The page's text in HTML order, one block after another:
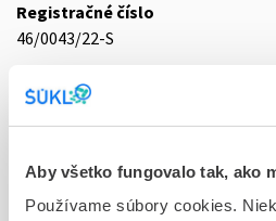
Aby všetko fungovalo tak, ako
Používame súbory cookies.
Registračné číslo
46/0043/22-S
Doplnok
gel 1x45 g (fľ.PP+pump.PP/LDPE/
D - Registrácia bez obmedzenia